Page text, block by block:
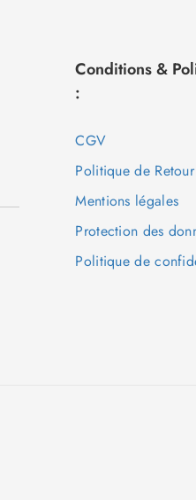
Conditions &
:
CGV
Politique de Retour
Mentions légales
Protection des
Politique de